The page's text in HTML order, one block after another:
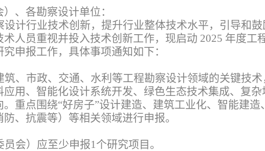
、各勘察设计单位：
设计行业技术创新，提升行业整体技术水平，引导和
人员重视并投入技术创新工作，现启动 2025 年度工
申报工作，具体事项通知如下：
筑、市政、交通、水利等工程勘察设计领域的关键技术
应用、智能化设计系统开发、绿色生态技术集成、复杂
重点围绕“好房子”设计建造、建筑工业化、智能建造
、抗震等）等相关领域进行申报。
会）应至少申报1个研究项目。